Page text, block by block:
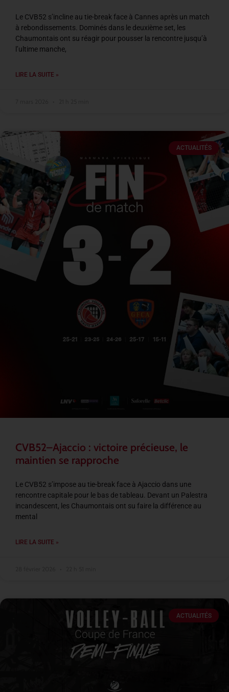
Le CVB52 s’incline au tie-break face à Cannes après un match
à rebondissements. Dominés dans le deuxième set, les
Chaumontais ont su réagir pour pousser la rencontre jusqu’à
l’ultime manche,
LIRE LA SUITE »
ACTUALITÉS
CVB52–Ajaccio : victoire précieuse, le
maintien se rapproche
Le CVB52 s’impose au tie-break face à Ajaccio dans une
rencontre capitale pour le bas de tableau. Devant un Palestra
incandescent, les Chaumontais ont su faire la différence au
mental
LIRE LA SUITE »
ACTUALITÉS